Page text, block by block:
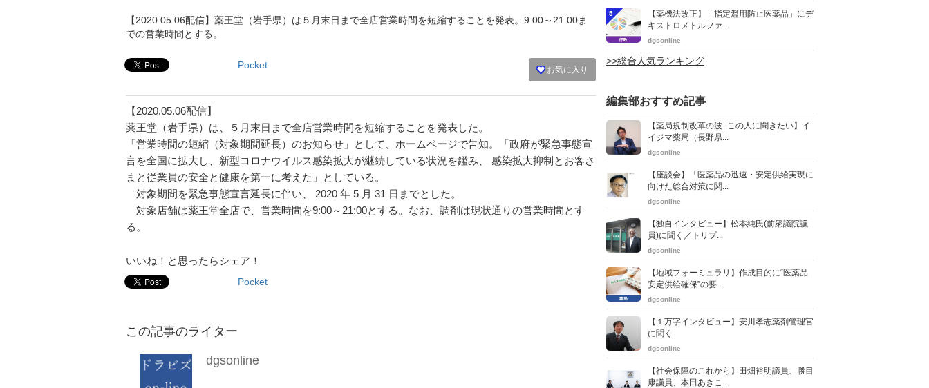
【2020.05.06配信】薬王堂（岩手県）は５月末日まで全店営業時間を短縮することを発表。9:00～21:00ま
での営業時間とする。
お気に入り
Pocket
【2020.05.06配信】
薬王堂（岩手県）は、５月末日まで全店営業時間を短縮することを発表した。
「営業時間の短縮（対象期間延長）のお知らせ」として、ホームページで告知。「政府が緊急事態宣
言を全国に拡大し、新型コロナウイルス感染拡大が継続している状況を鑑み、 感染拡大抑制とお客さ
まと従業員の安全と健康を第一に考えた」としている。
対象期間を緊急事態宣言延長に伴い、 2020 年 5 月 31 日までとした。
対象店舗は薬王堂全店で、営業時間を9:00～21:00とする。なお、調剤は現状通りの営業時間とす
る。
いいね！と思ったらシェア！
Pocket
この記事のライター
dgsonline
5
【薬機法改正】「指定濫用防止医薬品」にデ
キストロメトルファ...
dgsonline
>>総合人気ランキング
編集部おすすめ記事
【薬局規制改革の波_この人に聞きたい】イ
イジマ薬局（長野県...
dgsonline
【座談会】「医薬品の迅速・安定供給実現に
向けた総合対策に関...
dgsonline
【独自インタビュー】松本純氏(前衆議院議
員)に聞く／トリプ...
dgsonline
【地域フォーミュラリ】作成目的に“医薬品
安定供給確保”の要...
dgsonline
【１万字インタビュー】安川孝志薬剤管理官
に聞く
dgsonline
【社会保障のこれから】田畑裕明議員、勝目
康議員、本田あきこ...